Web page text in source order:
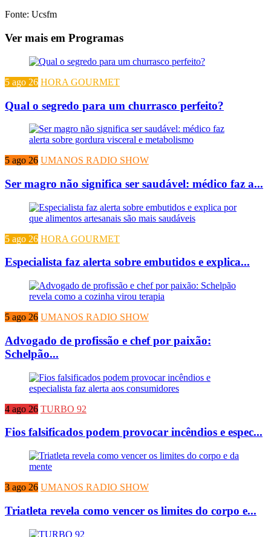
Fonte: Ucsfm
Ver mais em Programas
5 ago 26 HORA GOURMET
Qual o segredo para um churrasco perfeito?
5 ago 26 UMANOS RADIO SHOW
Ser magro não significa ser saudável: médico faz a...
5 ago 26 HORA GOURMET
Especialista faz alerta sobre embutidos e explica...
5 ago 26 UMANOS RADIO SHOW
Advogado de profissão e chef por paixão:
Schelpão...
4 ago 26 TURBO 92
Fios falsificados podem provocar incêndios e espec...
3 ago 26 UMANOS RADIO SHOW
Triatleta revela como vencer os limites do corpo e...